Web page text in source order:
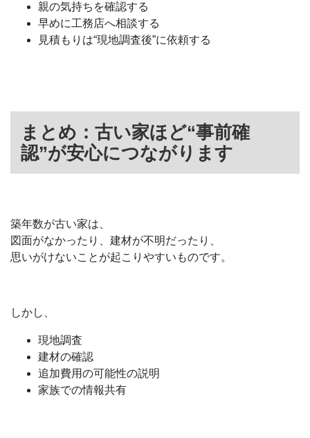
親の気持ちを確認する
早めに工務店へ相談する
見積もりは“現地調査後”に依頼する
まとめ：古い家ほど“事前確
認”が安心につながります
築年数が古い家は、
図面がなかったり、建材が不明だったり、
思いがけないことが起こりやすいものです。
しかし、
現地調査
建材の確認
追加費用の可能性の説明
家族での情報共有